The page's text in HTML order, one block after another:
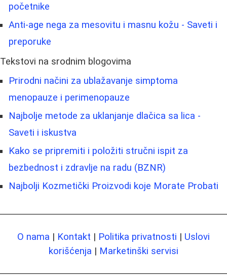
početnike
Anti-age nega za mesovitu i masnu kožu - Saveti i
preporuke
Tekstovi na srodnim blogovima
Prirodni načini za ublažavanje simptoma
menopauze i perimenopauze
Najbolje metode za uklanjanje dlačica sa lica -
Saveti i iskustva
Kako se pripremiti i položiti stručni ispit za
bezbednost i zdravlje na radu (BZNR)
Najbolji Kozmetički Proizvodi koje Morate Probati
O nama | Kontakt | Politika privatnosti | Uslovi
korišćenja | Marketinški servisi